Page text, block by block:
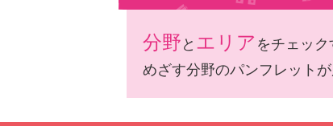
分野 と エリア をチェック
めざす分野のパンフレットが